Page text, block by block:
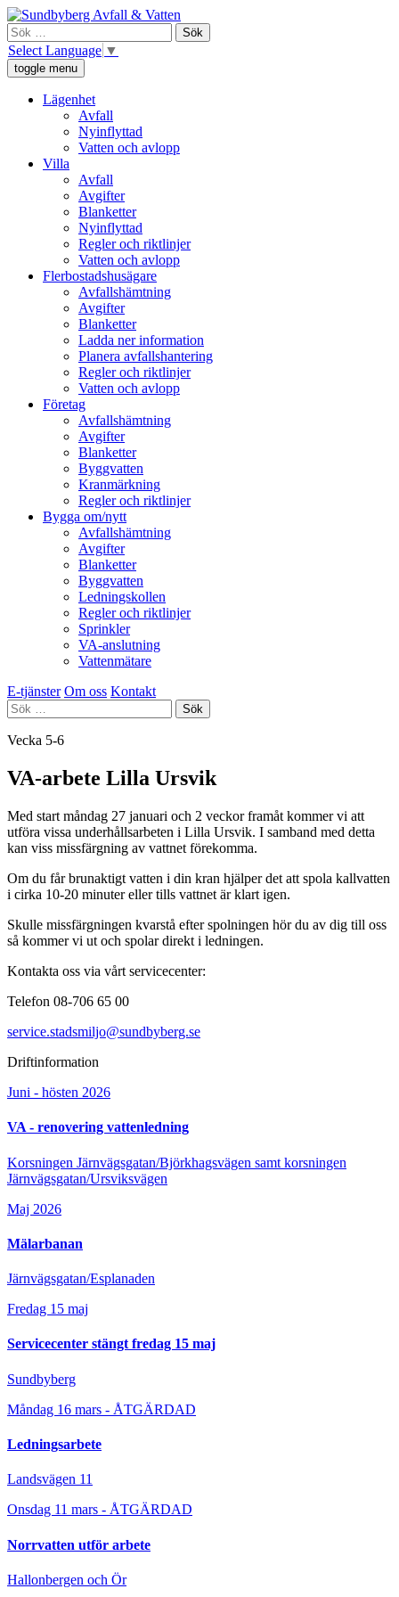
Skip
to
content
Sundbyberg Avfall och Vatten
Vi ansvarar för sophämtning, leverans av rent dricksvatten och att
avloppsvattnet tas omhand i Sundbyberg.
Sök
efter:
Select Language ▼
toggle menu
Lägenhet
Avfall
Nyinflyttad
Vatten och avlopp
Villa
Avfall
Avgifter
Blanketter
Nyinflyttad
Regler och riktlinjer
Vatten och avlopp
Flerbostadshusägare
Avfallshämtning
Avgifter
Blanketter
Ladda ner information
Planera avfallshantering
Regler och riktlinjer
Vatten och avlopp
Företag
Avfallshämtning
Avgifter
Blanketter
Byggvatten
Kranmärkning
Regler och riktlinjer
Bygga om/nytt
Avfallshämtning
Avgifter
Blanketter
Byggvatten
Ledningskollen
Regler och riktlinjer
Sprinkler
VA-anslutning
Vattenmätare
E-tjänster Om oss Kontakt
Sök
efter:
Vecka 5-6
VA-arbete Lilla Ursvik
Med start måndag 27 januari och 2 veckor framåt kommer vi att
utföra vissa underhållsarbeten i Lilla Ursvik. I samband med detta
kan viss missfärgning av vattnet förekomma.
Om du får brunaktigt vatten i din kran hjälper det att spola kallvatten
i cirka 10-20 minuter eller tills vattnet är klart igen.
Skulle missfärgningen kvarstå efter spolningen hör du av dig till oss
så kommer vi ut och spolar direkt i ledningen.
Kontakta oss via vårt servicecenter:
Telefon 08-706 65 00
service.stadsmiljo@sundbyberg.se
Driftinformation
Juni - hösten 2026
VA - renovering vattenledning
Korsningen Järnvägsgatan/Björkhagsvägen samt korsningen
Järnvägsgatan/Ursviksvägen
Maj 2026
Mälarbanan
Järnvägsgatan/Esplanaden
Fredag 15 maj
Servicecenter stängt fredag 15 maj
Sundbyberg
Måndag 16 mars - ÅTGÄRDAD
Ledningsarbete
Landsvägen 11
Onsdag 11 mars - ÅTGÄRDAD
Norrvatten utför arbete
Hallonbergen och Ör